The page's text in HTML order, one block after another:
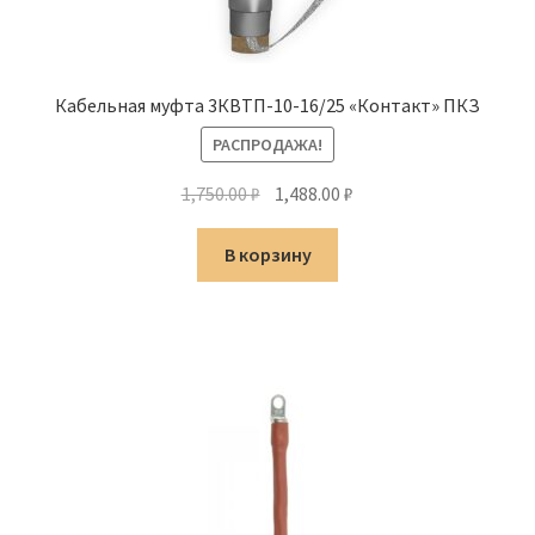
Кабельная муфта 3КВТП-10-16/25 «Контакт» ПКЗ
РАСПРОДАЖА!
1,750.00₽ Первоначальная
цена
составляла
1,750.00 ₽.
1,488.00₽
В корзину